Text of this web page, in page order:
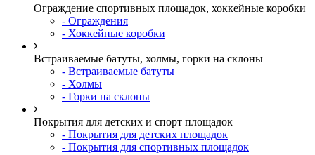
Ограждение спортивных площадок, хоккейные коробки
- Ограждения
- Хоккейные коробки
Встраиваемые батуты, холмы, горки на склоны
- Встраиваемые батуты
- Холмы
- Горки на склоны
Покрытия для детских и спорт площадок
- Покрытия для детских площадок
- Покрытия для спортивных площадок